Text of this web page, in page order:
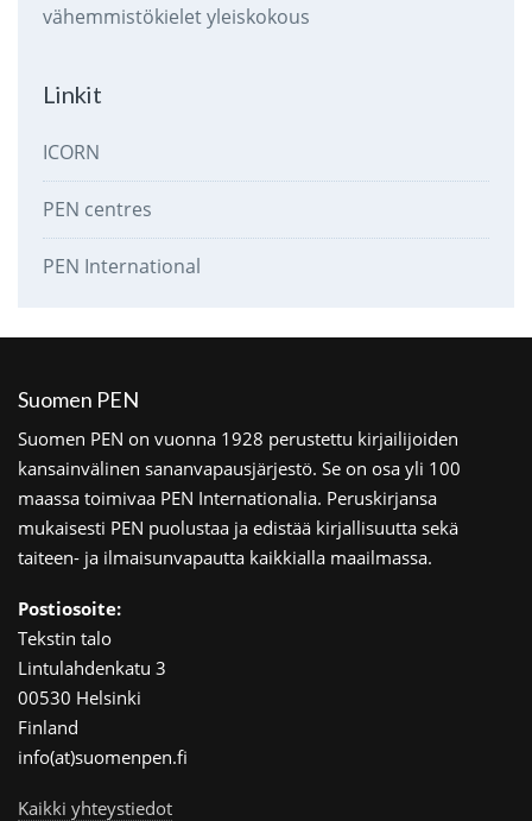
vähemmistökieletyleiskokous
Linkit
ICORN
PEN centres
PEN International
Suomen PEN
Suomen PEN on vuonna 1928 perustettu kirjailijoiden
kansainvälinen sananvapausjärjestö. Se on osa yli 100
maassa toimivaa PEN Internationalia. Peruskirjansa
mukaisesti PEN puolustaa ja edistää kirjallisuutta sekä
taiteen- ja ilmaisunvapautta kaikkialla maailmassa.
Postiosoite:
Tekstin talo
Lintulahdenkatu 3
00530 Helsinki
Finland
info(at)suomenpen.fi
Kaikki yhteystiedot